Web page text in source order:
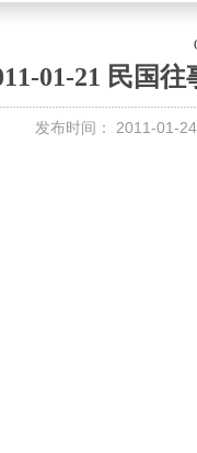
01-21 民国
发布时间： 2011-01-